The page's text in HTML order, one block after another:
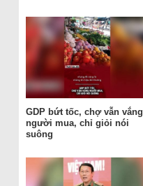
GDP bứt tốc, chợ vẫn vắng
người mua, chỉ giỏi nói
suông